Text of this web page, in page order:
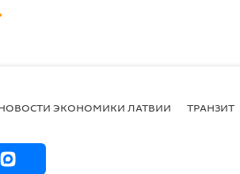
ЭКОНОМИКИ ЛАТВИИ ТРАНЗИТ